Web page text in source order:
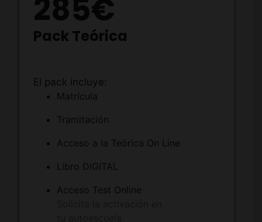
285€
Pack Teórica
El pack incluye:
Matrícula
Tramitación
Acceso a la Teórica On Line
Libro DIGITAL
Acceso Test Online